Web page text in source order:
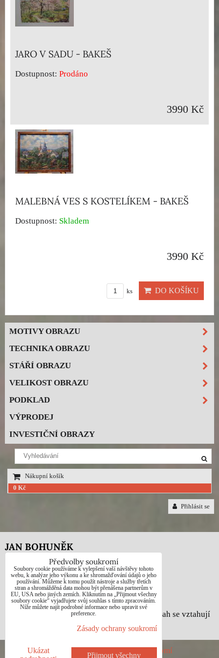
JARO V SADU - BAKEŠ
Dostupnost: Prodáno
3990 Kč
MALEBNÁ VES S KOSTELÍKEM - BAKEŠ
Dostupnost: Skladem
3990 Kč
ks DO KOŠÍKU
MOTIVY OBRAZU
TECHNIKA OBRAZU
STÁŘÍ OBRAZU
VELIKOST OBRAZU
PODKLAD
VÝPRODEJ
INVESTIČNÍ OBRAZY
Nákupní košík
0 Kč
Přihlásit se
JAN BOHUNĚK
Telefon: +420725021832
e-mail: 1jab@seznam.cz
web: www.prodej-obrazy.eu
© Jan Bohuněk - Na všechny fotografie a obsah se vztahují
autorská práva dle zákona č. 121/2000 Sb.
Předvolby soukromí Zásady ochrany soukromí
Předvolby soukromí
Soubory cookie používáme k vylepšení vaší návštěvy tohoto
webu, k analýze jeho výkonu a ke shromažďování údajů o jeho
používání. Můžeme k tomu použít nástroje a služby třetích
stran a shromážděná data mohou být přenášena partnerům v
EU, USA nebo jiných zemích. Kliknutím na „Přijmout všechny
soubory cookie“ vyjadřujete svůj souhlas s tímto zpracováním.
Níže můžete najít podrobné informace nebo upravit své
preference.
Zásady ochrany soukromí
Ukázat
Přijmout všechny